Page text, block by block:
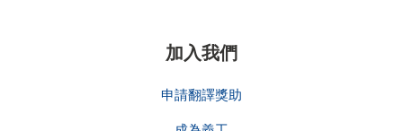
加入我們
申請翻譯獎助